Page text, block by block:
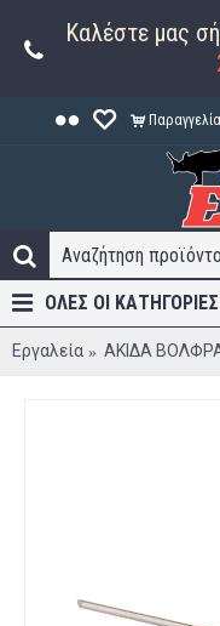
Καλέστε μας
Παραγγελία
ΟΛΕΣ ΟΙ ΚΑΤΗΓΟΡΊΕΣ
Εργαλεία ΑΚΙΔΑ